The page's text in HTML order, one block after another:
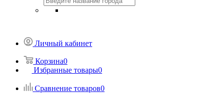
Личный кабинет
Корзина0
Избранные товары0
Сравнение товаров0